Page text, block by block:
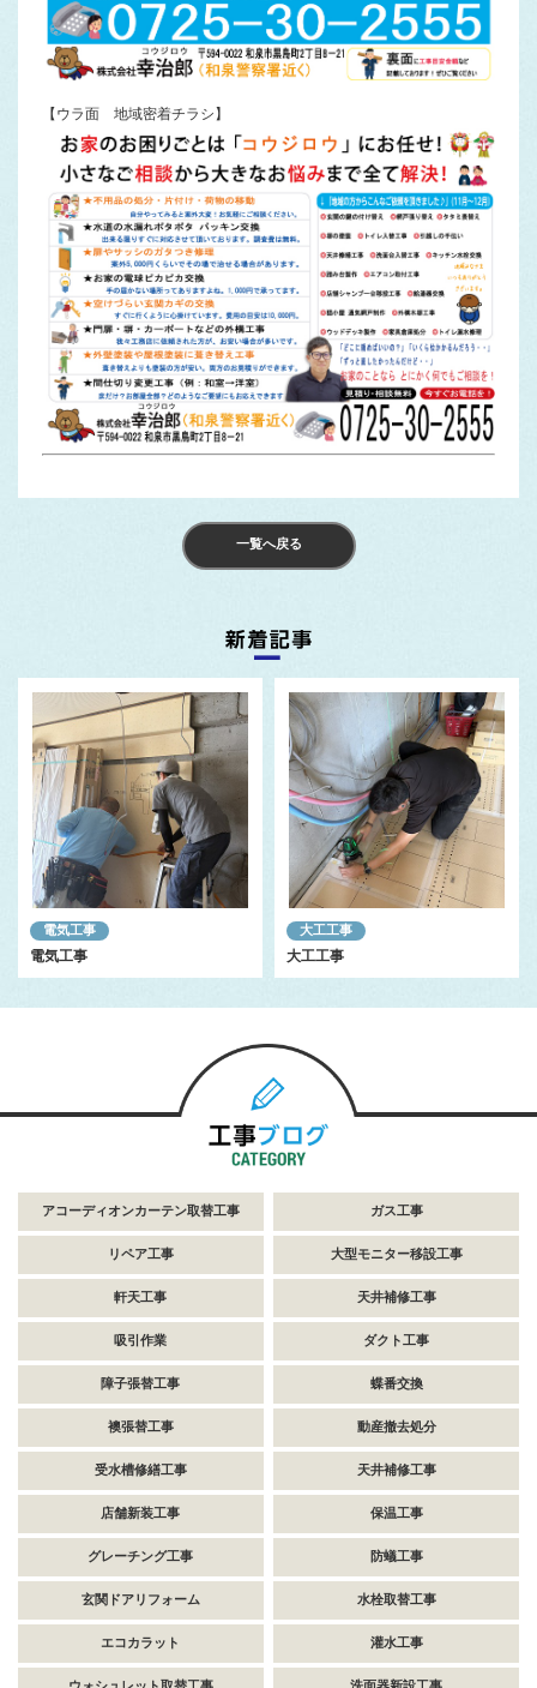
【ウラ面 地域密着チラシ】
一覧へ戻る
電気工事
電気工事
大工工事
大工工事
アコーディオンカーテン取替工事 ガス工事
リペア工事 大型モニター移設工事
軒天工事 天井補修工事
吸引作業 ダクト工事
障子張替工事 蝶番交換
襖張替工事 動産撤去処分
受水槽修繕工事 天井補修工事
店舗新装工事 保温工事
グレーチング工事 防蟻工事
玄関ドアリフォーム 水栓取替工事
エコカラット 灌水工事